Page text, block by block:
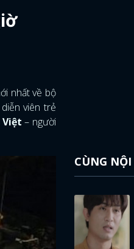
nhất về bộ
viên trẻ
Việt – người
CÙNG